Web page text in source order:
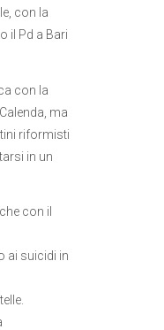
con la
il Pd a Bari
con la
ma
riformisti
in un
con il
ai suicidi in